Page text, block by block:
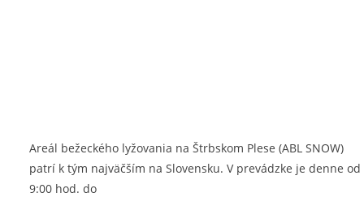
Areál bežeckého lyžovania na Štrbskom Plese (ABL SNOW)
patrí k tým najväčším na Slovensku. V prevádzke je denne od
9:00 hod. do